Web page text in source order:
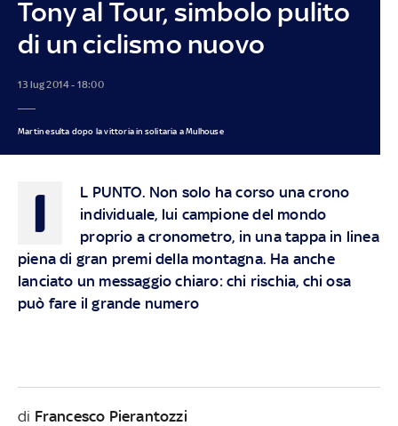
Tony al Tour, simbolo pulito
di un ciclismo nuovo
13 lug 2014 - 18:00
Martin esulta dopo la vittoria in solitaria a Mulhouse
I L PUNTO. Non solo ha corso una crono
individuale, lui campione del mondo
proprio a cronometro, in una tappa in linea
piena di gran premi della montagna. Ha anche
lanciato un messaggio chiaro: chi rischia, chi osa
può fare il grande numero
di Francesco Pierantozzi